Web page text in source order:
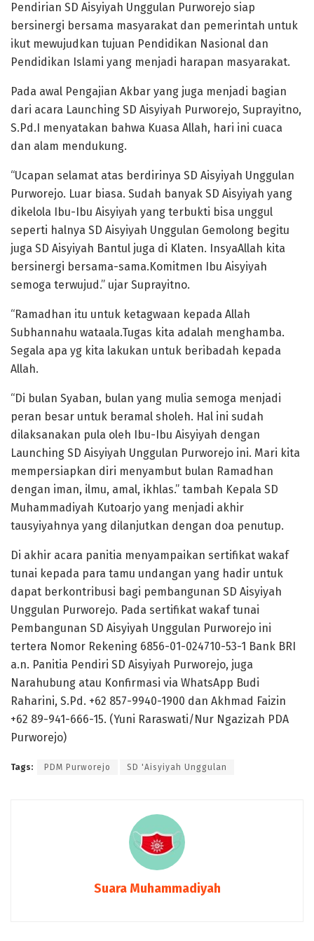
Pendirian SD Aisyiyah Unggulan Purworejo siap
bersinergi bersama masyarakat dan pemerintah untuk
ikut mewujudkan tujuan Pendidikan Nasional dan
Pendidikan Islami yang menjadi harapan masyarakat.
Pada awal Pengajian Akbar yang juga menjadi bagian
dari acara Launching SD Aisyiyah Purworejo, Suprayitno,
S.Pd.I menyatakan bahwa Kuasa Allah, hari ini cuaca
dan alam mendukung.
“Ucapan selamat atas berdirinya SD Aisyiyah Unggulan
Purworejo. Luar biasa. Sudah banyak SD Aisyiyah yang
dikelola Ibu-Ibu Aisyiyah yang terbukti bisa unggul
seperti halnya SD Aisyiyah Unggulan Gemolong begitu
juga SD Aisyiyah Bantul juga di Klaten. InsyaAllah kita
bersinergi bersama-sama.Komitmen Ibu Aisyiyah
semoga terwujud.” ujar Suprayitno.
“Ramadhan itu untuk ketagwaan kepada Allah
Subhannahu wataala.Tugas kita adalah menghamba.
Segala apa yg kita lakukan untuk beribadah kepada
Allah.
“Di bulan Syaban, bulan yang mulia semoga menjadi
peran besar untuk beramal sholeh. Hal ini sudah
dilaksanakan pula oleh Ibu-Ibu Aisyiyah dengan
Launching SD Aisyiyah Unggulan Purworejo ini. Mari kita
mempersiapkan diri menyambut bulan Ramadhan
dengan iman, ilmu, amal, ikhlas.” tambah Kepala SD
Muhammadiyah Kutoarjo yang menjadi akhir
tausyiyahnya yang dilanjutkan dengan doa penutup.
Di akhir acara panitia menyampaikan sertifikat wakaf
tunai kepada para tamu undangan yang hadir untuk
dapat berkontribusi bagi pembangunan SD Aisyiyah
Unggulan Purworejo. Pada sertifikat wakaf tunai
Pembangunan SD Aisyiyah Unggulan Purworejo ini
tertera Nomor Rekening 6856-01-024710-53-1 Bank BRI
a.n. Panitia Pendiri SD Aisyiyah Purworejo, juga
Narahubung atau Konfirmasi via WhatsApp Budi
Raharini, S.Pd. +62 857-9940-1900 dan Akhmad Faizin
+62 89-941-666-15. (Yuni Raraswati/Nur Ngazizah PDA
Purworejo)
Tags: PDM Purworejo SD 'Aisyiyah Unggulan
Suara Muhammadiyah